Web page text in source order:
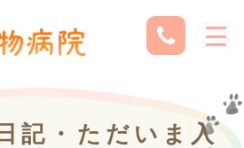
記・ただいま入